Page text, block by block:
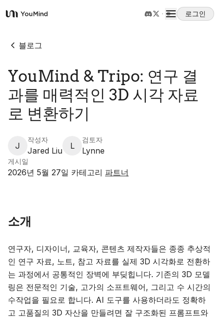
YouMind
로그인
개요
사용 사례
스킬
프롬프트
가격
업데이트
블로그
YouMind & Tripo: 연구 결
과를 매력적인 3D 시각 자료
로 변환하기
J
작성자
Jared Liu L
검토자
Lynne
게시일
2026년 5월 27일 카테고리 파트너
소개
연구자, 디자이너, 교육자, 콘텐츠 제작자들은 종종 추상적
인 연구 자료, 노트, 참고 자료를 실제 3D 시각화로 전환하
는 과정에서 공통적인 장벽에 부딪힙니다. 기존의 3D 모델
링은 전문적인 기술, 고가의 소프트웨어, 그리고 수 시간의
수작업을 필요로 합니다. AI 도구를 사용하더라도 정확하
고 고품질의 3D 자산을 만들려면 잘 구조화된 프롬프트와